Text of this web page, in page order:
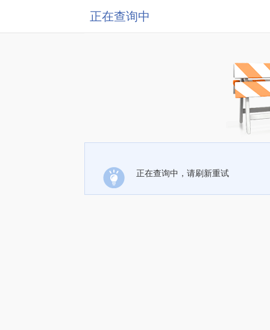
正在查询中
正在查询中，请刷新重试